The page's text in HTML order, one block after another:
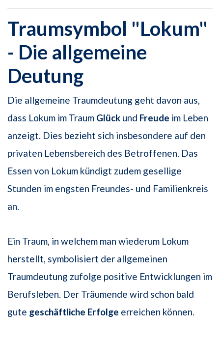
Traumsymbol "Lokum"
- Die allgemeine
Deutung
Die allgemeine Traumdeutung geht davon aus,
dass Lokum im Traum Glück und Freude im Leben
anzeigt. Dies bezieht sich insbesondere auf den
privaten Lebensbereich des Betroffenen. Das
Essen von Lokum kündigt zudem gesellige
Stunden im engsten Freundes- und Familienkreis
an.
Ein Traum, in welchem man wiederum Lokum
herstellt, symbolisiert der allgemeinen
Traumdeutung zufolge positive Entwicklungen im
Berufsleben. Der Träumende wird schon bald
gute geschäftliche Erfolge erreichen können.